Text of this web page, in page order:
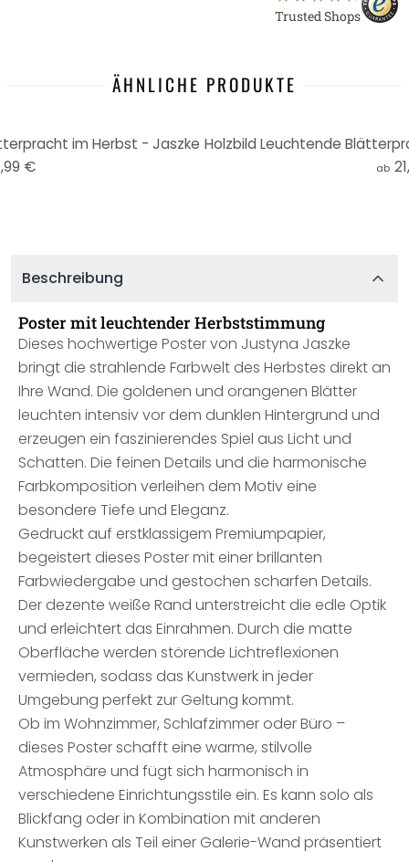
Trusted Shops
ÄHNLICHE PRODUKTE
im Herbst - Jaszke
€
ab
Beschreibung
Poster mit leuchtender Herbststimmung
Dieses hochwertige Poster von Justyna Jaszke
bringt die strahlende Farbwelt des Herbstes direkt an
Ihre Wand. Die goldenen und orangenen Blätter
leuchten intensiv vor dem dunklen Hintergrund und
erzeugen ein faszinierendes Spiel aus Licht und
Schatten. Die feinen Details und die harmonische
Farbkomposition verleihen dem Motiv eine
besondere Tiefe und Eleganz.
Gedruckt auf erstklassigem Premiumpapier,
begeistert dieses Poster mit einer brillanten
Farbwiedergabe und gestochen scharfen Details.
Der dezente weiße Rand unterstreicht die edle Optik
und erleichtert das Einrahmen. Durch die matte
Oberfläche werden störende Lichtreflexionen
vermieden, sodass das Kunstwerk in jeder
Umgebung perfekt zur Geltung kommt.
Ob im Wohnzimmer, Schlafzimmer oder Büro –
dieses Poster schafft eine warme, stilvolle
Atmosphäre und fügt sich harmonisch in
verschiedene Einrichtungsstile ein. Es kann solo als
Blickfang oder in Kombination mit anderen
Kunstwerken als Teil einer Galerie-Wand präsentiert